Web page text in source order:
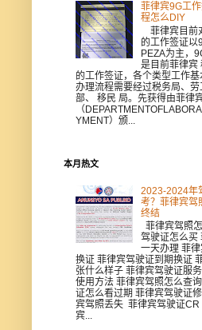
菲律宾9G工
程怎么DIY
菲律宾目前
的工作签证以
PEZA为主，
是目前菲律宾
的工作签证，各个类型工作基
办理流程需要经过税务局、
部、 移民 局。先获得由菲律
（
YMENT）颁...
本月热文
2023-2024年
考？菲律宾驾
终结
菲律宾驾照
驾驶证怎么买
一天办理 菲
换证 菲律宾驾驶证到期换证
张什么样子 菲律宾驾驶证服
使用方法 菲律宾驾照怎么查
证怎么看过期 菲律宾驾驶证
宾驾照丢失 菲律宾驾驶证CR
宾...